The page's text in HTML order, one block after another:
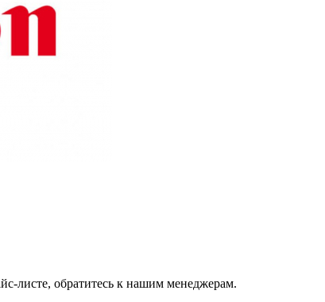
листе, обратитесь к нашим менеджерам.